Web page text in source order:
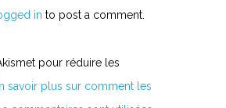
in to post a comment.
pour réduire les
savoir plus sur comment les